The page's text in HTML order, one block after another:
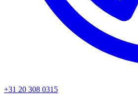
+31 20 308 0315